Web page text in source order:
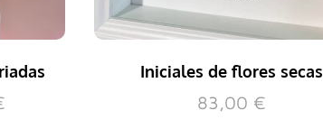
Iniciales de flores secas
83,00 €